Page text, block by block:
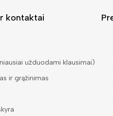
kontaktai
užduodami klausimai)
ir grąžinimas